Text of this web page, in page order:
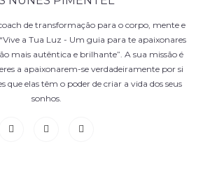
de transformação para o corpo, mente e
a Tua Luz - Um guia para te apaixonares
mais autêntica e brilhante”. A sua missão é
a apaixonarem-se verdadeiramente por si
que elas têm o poder de criar a vida dos seus
sonhos.